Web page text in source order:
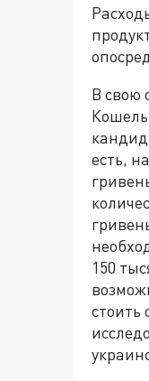
В свою
Кошель
есть,
150
стоить